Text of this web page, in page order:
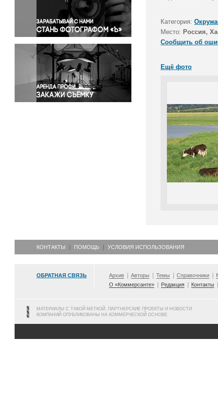
Правосудие
Происшествия и конфликты
Религия
Светская жизнь
Спорт
Экология
Экономика и бизнес
Категория:
Место: Россия,
Сообщить об
Ещё фото
КОНТАКТЫ ПОМОЩЬ УСЛОВИЯ ИСПОЛЬЗОВАНИЯ
ОБРАТНАЯ СВЯЗЬ Архив Авторы Темы Справочники
О «Коммерсанте»
Редакция Контакты
МАТЕРИАЛЫ С ТАКОЙ МЕТКОЙ, ПАРТНЕРСКИЕ ПРОЕКТЫ И НОВОСТИ
КОМПАНИЙ ОПУБЛИКОВАНЫ НА КОММЕРЧЕСКОЙ ОСНОВЕ